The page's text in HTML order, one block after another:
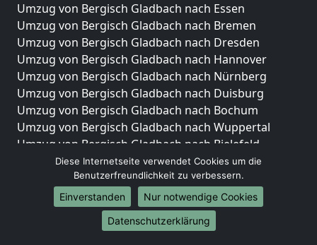
Umzug von Bergisch Gladbach nach Essen
Umzug von Bergisch Gladbach nach Bremen
Umzug von Bergisch Gladbach nach Dresden
Umzug von Bergisch Gladbach nach Hannover
Umzug von Bergisch Gladbach nach Nürnberg
Umzug von Bergisch Gladbach nach Duisburg
Umzug von Bergisch Gladbach nach Bochum
Umzug von Bergisch Gladbach nach Wuppertal
Umzug von Bergisch Gladbach nach Bielefeld
Umzug von Bergisch Gladbach nach Bonn
Umzug von Bergisch Gladbach nach Münster
Internationale-Umzüge
Umzug von Bergisch Gladbach nach Brasilien
Diese Internetseite verwendet Cookies um die
Benutzerfreundlichkeit zu verbessern.
Einverstanden
Nur notwendige Cookies
Datenschutzerklärung